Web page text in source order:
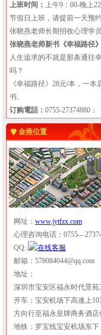
上班时间： 上午9：00-晚上22
节假日上班，请提前一天预约
张晓燕老师长期招收心理学员
张晓燕老师新书《幸福路径》
人生追求的不就是那条通往
吗？
《幸福路径》28元/本，一本
书。
订购電話： 0755-27374880；
金燕位置
网址： www.jytfzx.com
心理咨询电话：
QQ:
邮箱：578084044@qq.com
地址：
深圳市宝安区福永时代景苑
开车：宝安机场下高速上
方向行至福永皇牌商务酒店
地铁：罗宝线宝安机场东下